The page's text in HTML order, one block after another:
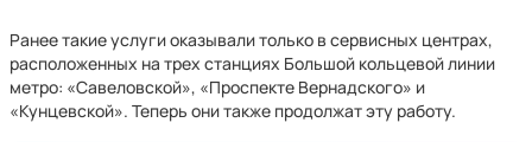
Ранее такие услуги оказывали только в сервисных центрах,
расположенных на трех станциях Большой кольцевой линии
метро: «Савеловской», «Проспекте Вернадского» и
«Кунцевской». Теперь они также продолжат эту работу.